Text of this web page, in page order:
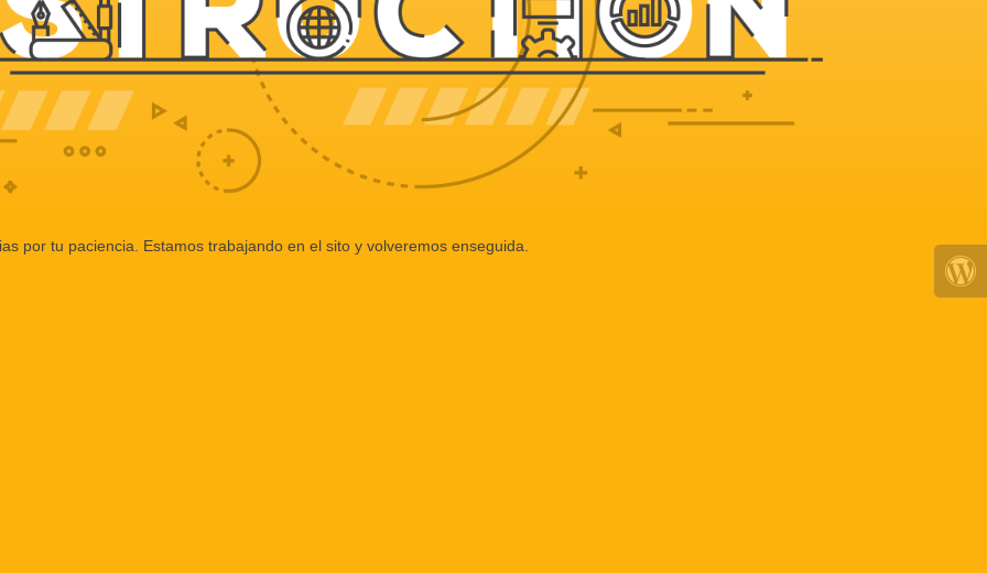
por tu paciencia. Estamos trabajando en el sito y volveremos enseguida.